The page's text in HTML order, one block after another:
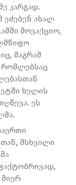
კარგად.
ეძებენ ახალ
მოვაქციო,
მაგრამ
რომლებსაც
ხელის
ეს
მსხვილი